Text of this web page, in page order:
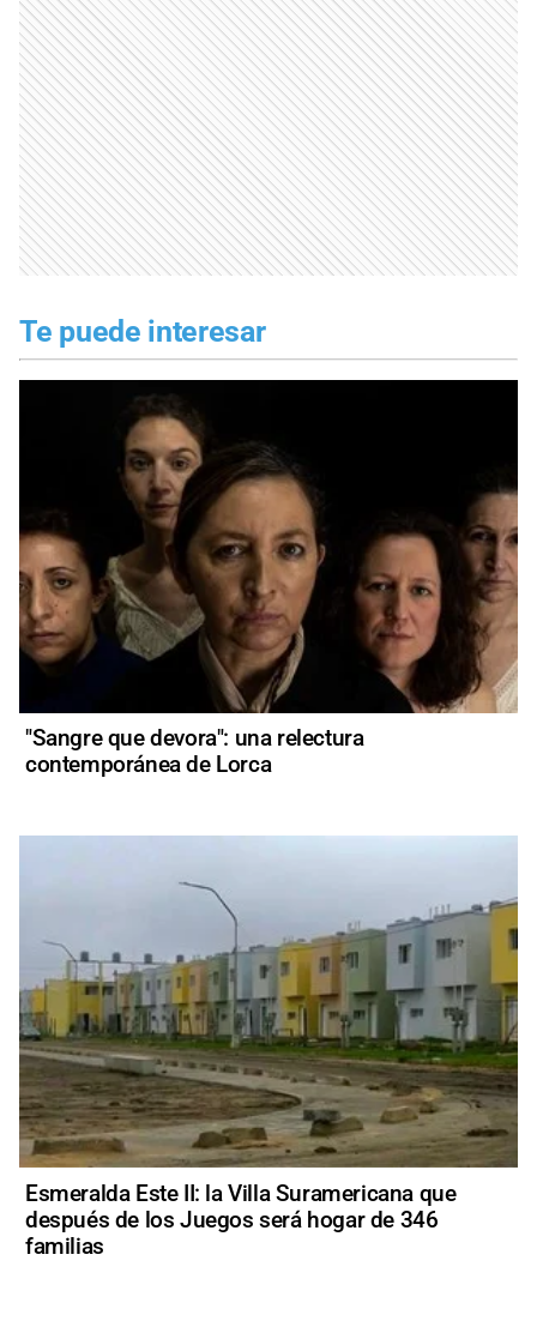
Te puede interesar
"Sangre que devora": una relectura
contemporánea de Lorca
Esmeralda Este II: la Villa Suramericana que
después de los Juegos será hogar de 346
familias